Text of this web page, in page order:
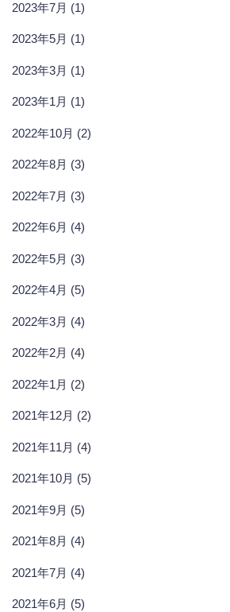
2023年7月 (1)
2023年5月 (1)
2023年3月 (1)
2023年1月 (1)
2022年10月 (2)
2022年8月 (3)
2022年7月 (3)
2022年6月 (4)
2022年5月 (3)
2022年4月 (5)
2022年3月 (4)
2022年2月 (4)
2022年1月 (2)
2021年12月 (2)
2021年11月 (4)
2021年10月 (5)
2021年9月 (5)
2021年8月 (4)
2021年7月 (4)
2021年6月 (5)